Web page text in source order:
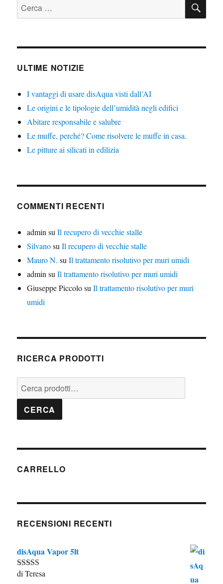
Cerca:
ULTIME NOTIZIE
I vantaggi di usare disAqua visti dall’AI
Le origini e le tipologie dell’umidità negli edifici
Abitare responsabile e salubre
Le muffe, perché? Come risolvere le muffe in casa.
Le pitture ai silicati in edilizia
COMMENTI RECENTI
admin suIl recupero di vecchie stalle
SilvanosuIl recupero di vecchie stalle
Mauro N. suIl trattamento risolutivo per muri umidi
admin suIl trattamento risolutivo per muri umidi
Giuseppe PiccolosuIl trattamento risolutivo per muri
umidi
RICERCA PRODOTTI
Cerca:
CERCA
CARRELLO
RECENSIONI RECENTI
disAqua Vapor 5lt
Valutato5
di Teresa